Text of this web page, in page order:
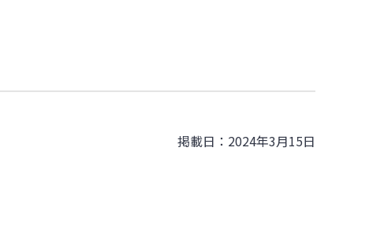
掲載日：2024年3月15日